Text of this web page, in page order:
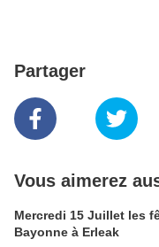
Partager
Vous aimerez
Mercredi 15 Juillet les
Bayonne à Erleak